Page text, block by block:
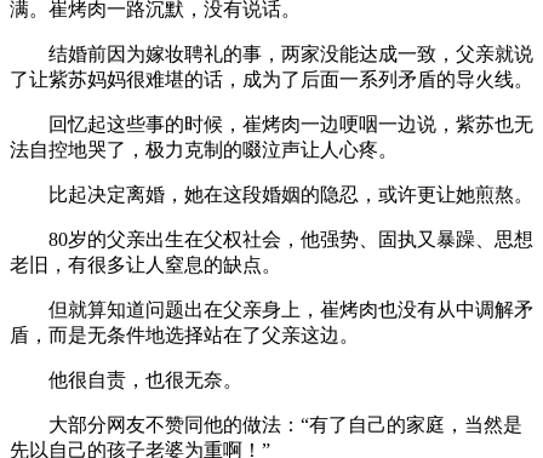
满。崔烤肉一路沉默，没有说话。
结婚前因为嫁妆聘礼的事，两家没能达成一致，父亲就说
了让紫苏妈妈很难堪的话，成为了后面一系列矛盾的导火线。
回忆起这些事的时候，崔烤肉一边哽咽一边说，紫苏也无
法自控地哭了，极力克制的啜泣声让人心疼。
比起决定离婚，她在这段婚姻的隐忍，或许更让她煎熬。
80岁的父亲出生在父权社会，他强势、固执又暴躁、思想
老旧，有很多让人窒息的缺点。
但就算知道问题出在父亲身上，崔烤肉也没有从中调解矛
盾，而是无条件地选择站在了父亲这边。
他很自责，也很无奈。
大部分网友不赞同他的做法：“有了自己的家庭，当然是
先以自己的孩子老婆为重啊！”